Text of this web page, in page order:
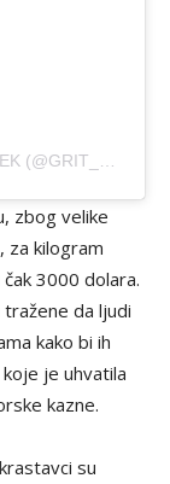
zbog velike
za kilogram
3000 dolara.
da ljudi
kako bi ih
je uhvatila
kazne.
su